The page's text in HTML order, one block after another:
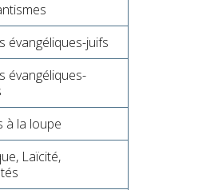
évangéliques-juifs
évangéliques-
à la loupe
Laïcité,